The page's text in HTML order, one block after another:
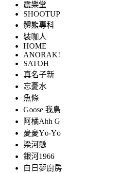
震樂堂
SHOOTUP
體熊專科
裝咖人
HOME
ANORAK!
SATOH
真名子新
忘憂水
魚條
Goose 我鳥
阿橘Ahh G
憂憂Yō-Yō
梁河懸
銀河1966
白日夢廚房